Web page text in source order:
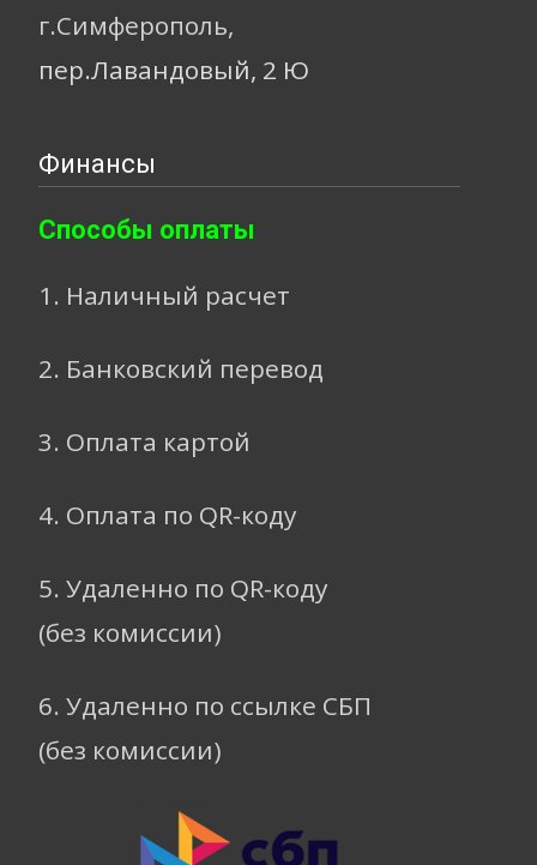
г.Симферополь,
пер.Лавандовый, 2 Ю
Финансы
Способы оплаты
1. Наличный расчет
2. Банковский перевод
3. Оплата картой
4. Оплата по QR-коду
5. Удаленно по QR-коду
(без комиссии)
6. Удаленно по ссылке СБП
(без комиссии)